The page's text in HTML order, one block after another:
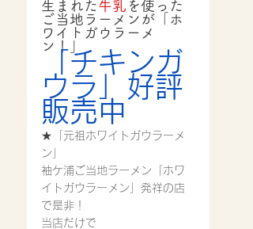
生まれた牛乳 を使った
ご当地ラーメンが「ホ
ワイトガウラーメ
ン！」
「チキンガ
ウラ」好評
販売中
★「元祖ホワイトガウラーメ
ン」
袖ケ浦ご当地ラーメン「ホワ
イトガウラーメン」発祥の店
で是非！
当店だけで